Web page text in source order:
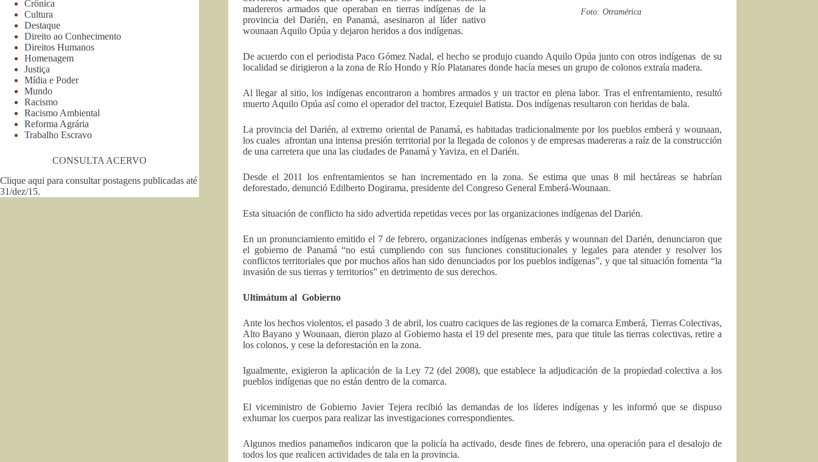
Foto: Otramérica
madereros armados que operaban en tierras indígenas de la
provincia del Darién, en Panamá, asesinaron al líder nativo
wounaan Aquilo Opúa y dejaron heridos a dos indígenas.
De acuerdo con el periodista Paco Gómez Nadal, el hecho se produjo cuando Aquilo Opúa junto con otros indígenas de su
localidad se dirigieron a la zona de Río Hondo y Río Platanares donde hacía meses un grupo de colonos extraía madera.
Al llegar al sitio, los indígenas encontraron a hombres armados y un tractor en plena labor. Tras el enfrentamiento, resultó
muerto Aquilo Opúa así como el operador del tractor, Ezequiel Batista. Dos indígenas resultaron con heridas de bala.
La provincia del Darién, al extremo oriental de Panamá, es habitadas tradicionalmente por los pueblos emberá y wounaan,
los cuales afrontan una intensa presión territorial por la llegada de colonos y de empresas madereras a raíz de la construcción
de una carretera que una las ciudades de Panamá y Yaviza, en el Darién.
Desde el 2011 los enfrentamientos se han incrementado en la zona. Se estima que unas 8 mil hectáreas se habrían
deforestado, denunció Edilberto Dogirama, presidente del Congreso General Emberá-Wounaan.
Esta situación de conflicto ha sido advertida repetidas veces por las organizaciones indígenas del Darién.
En un pronunciamiento emitido el 7 de febrero, organizaciones indígenas emberás y wounnan del Darién, denunciaron que
el gobierno de Panamá “no está cumpliendo con sus funciones constitucionales y legales para atender y resolver los
conflictos territoriales que por muchos años han sido denunciados por los pueblos indígenas”, y que tal situación fomenta “la
invasión de sus tierras y territorios” en detrimento de sus derechos.
Ultimátum al Gobierno
Ante los hechos violentos, el pasado 3 de abril, los cuatro caciques de las regiones de la comarca Emberá, Tierras Colectivas,
Alto Bayano y Wounaan, dieron plazo al Gobierno hasta el 19 del presente mes, para que titule las tierras colectivas, retire a
los colonos, y cese la deforestación en la zona.
Igualmente, exigieron la aplicación de la Ley 72 (del 2008), que establece la adjudicación de la propiedad colectiva a los
pueblos indígenas que no están dentro de la comarca.
El viceministro de Gobierno Javier Tejera recibió las demandas de los líderes indígenas y les informó que se dispuso
exhumar los cuerpos para realizar las investigaciones correspondientes.
Algunos medios panameños indicaron que la policía ha activado, desde fines de febrero, una operación para el desalojo de
todos los que realicen actividades de tala en la provincia.
Crônica
Cultura
Destaque
Direito ao Conhecimento
Direitos Humanos
Homenagem
Justiça
Mídia e Poder
Mundo
Racismo
Racismo Ambiental
Reforma Agrária
Trabalho Escravo
CONSULTA ACERVO
Clique aqui para consultar postagens publicadas até
31/dez/15.